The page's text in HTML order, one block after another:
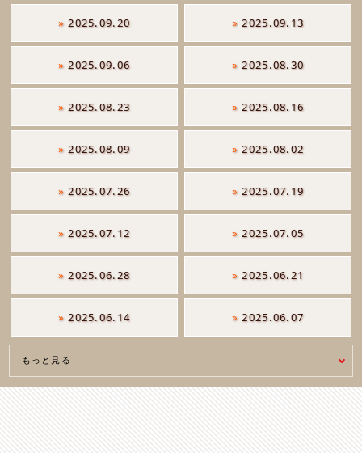
» 2025.09.20 » 2025.09.13
» 2025.09.06 » 2025.08.30
» 2025.08.23 » 2025.08.16
» 2025.08.09 » 2025.08.02
» 2025.07.26 » 2025.07.19
» 2025.07.12 » 2025.07.05
» 2025.06.28 » 2025.06.21
» 2025.06.14 » 2025.06.07
もっと見る